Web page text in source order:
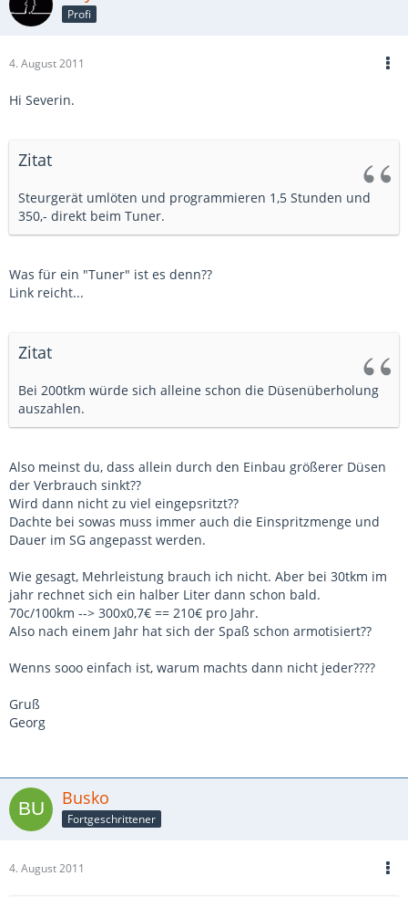
Profi
4. August 2011
Hi Severin.
Zitat
Steurgerät umlöten und programmieren 1,5 Stunden und
350,- direkt beim Tuner.
Was für ein "Tuner" ist es denn??
Link reicht...
Zitat
Bei 200tkm würde sich alleine schon die Düsenüberholung
auszahlen.
Also meinst du, dass allein durch den Einbau größerer Düsen
der Verbrauch sinkt??
Wird dann nicht zu viel eingepsritzt??
Dachte bei sowas muss immer auch die Einspritzmenge und
Dauer im SG angepasst werden.
Wie gesagt, Mehrleistung brauch ich nicht. Aber bei 30tkm im
jahr rechnet sich ein halber Liter dann schon bald.
70c/100km --> 300x0,7€ == 210€ pro Jahr.
Also nach einem Jahr hat sich der Spaß schon armotisiert??
Wenns sooo einfach ist, warum machts dann nicht jeder????
Gruß
Georg
Busko
Fortgeschrittener
4. August 2011